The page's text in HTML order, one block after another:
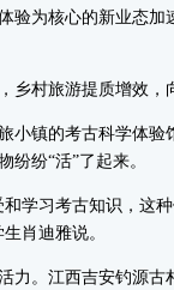
验为核心的新业态
村旅游提质增效
镇的考古科学体验
纷纷“活”了起来。
习考古知识，这种
肖迪雅说。
。江西吉安钓源古